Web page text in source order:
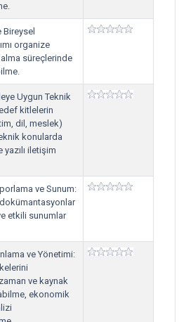
Bireysel
organize
süreçlerinde
Uygun Teknik
kitlelerin
dil, meslek)
konularda
yazılı iletişim
ve Sunum:
etkili sunumlar
ve Yönetimi:
ve kaynak
ekonomik